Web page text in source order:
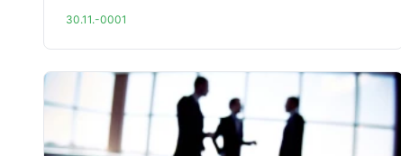
30.11.-0001